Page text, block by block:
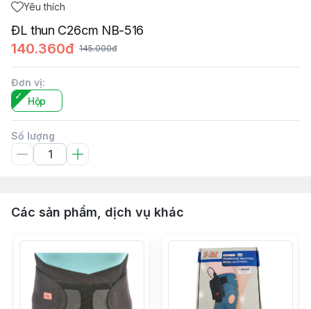
Yêu thích
ĐL thun C26cm NB-516
140.360đ 145.000đ
Đơn vị:
Hộp
Số lượng
Các sản phẩm, dịch vụ khác